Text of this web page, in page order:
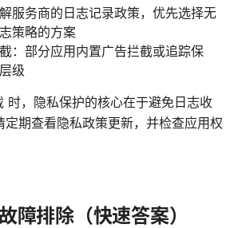
服务商的日志记录政策，优先选择无
策略的方案
：部分应用内置广告拦截或追踪保
级
时，隐私保护的核心在于避免日志收
定期查看隐私政策更新，并检查应用权
障排除（快速答案）